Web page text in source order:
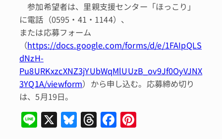
参加希望者は、里親支援センター「ほっこり」
に電話（0595・41・1144）、
または応募フォーム
（https://docs.google.com/forms/d/e/1FAIpQLS
dNzH-
Pu8URKxzcXNZ3jYUbWqMlUUzB_ov9Jf0OyVJNX
3YQ1A/viewform）から申し込む。応募締め切り
は、5月19日。
Li X Bl T F